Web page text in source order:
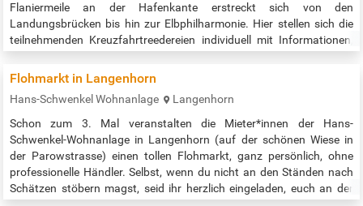
Flaniermeile an der Hafenkante erstreckt sich von den
Landungsbrücken bis hin zur Elbphilharmonie. Hier stellen sich die
teilnehmenden Kreuzfahrtreedereien individuell mit Informationen,
gastronomische Bereiche zum Verweilen ein – und erwartet die
Besucherinnen und Besucher…
Flohmarkt in Langenhorn
Hans-Schwenkel Wohnanlage
Langenhorn
Schon zum 3. Mal veranstalten die Mieter*innen der Hans-
Schwenkel-Wohnanlage in Langenhorn (auf der schönen Wiese in
der Parowstrasse) einen tollen Flohmarkt, ganz persönlich, ohne
professionelle Händler. Selbst, wenn du nicht an den Ständen nach
Schätzen stöbern magst, seid ihr herzlich eingeladen, euch an der